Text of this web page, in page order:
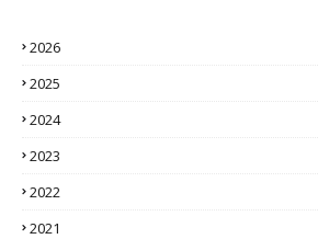
2026
2025
2024
2023
2022
2021